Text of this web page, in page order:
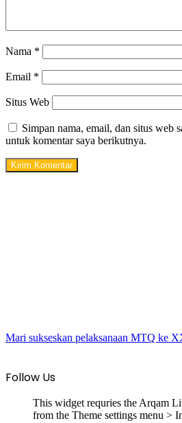
Nama *
Email *
Situs Web
Simpan nama, email, dan situs web
untuk komentar saya berikutnya.
Mari sukseskan pelaksanaan MTQ ke
Follow Us
This widget requries the Arqam
from the Theme settings menu >